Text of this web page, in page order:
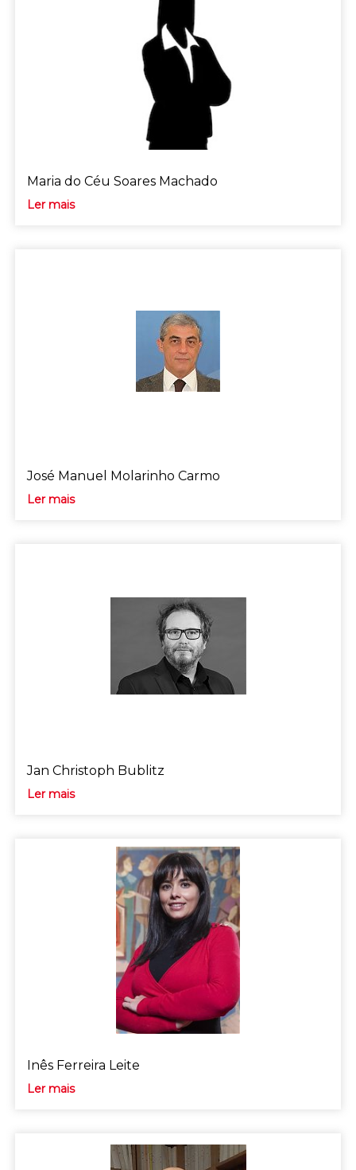
Maria do Céu Soares Machado
Ler mais
José Manuel Molarinho Carmo
Ler mais
Jan Christoph Bublitz
Ler mais
Inês Ferreira Leite
Ler mais